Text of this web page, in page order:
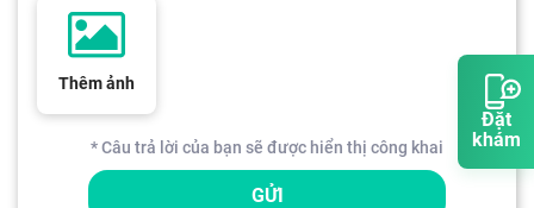
Đặt
khám
Thêm ảnh
* Câu trả lời của bạn sẽ được hiển thị công khai
GỬI